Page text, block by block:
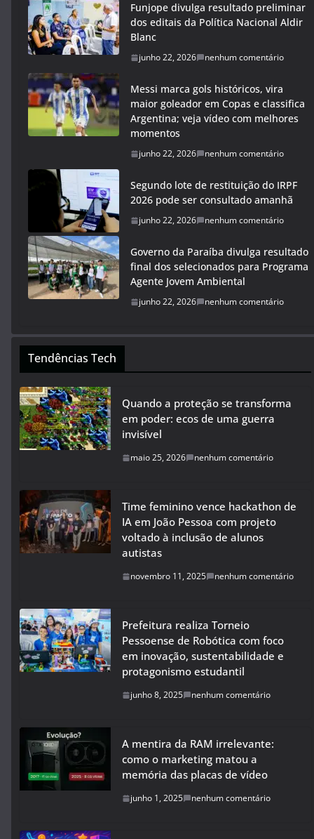
Funjope divulga resultado preliminar
dos editais da Política Nacional Aldir
Blanc
junho 22, 2026 nenhum comentário
Messi marca gols históricos, vira
maior goleador em Copas e classifica
Argentina; veja vídeo com melhores
momentos
junho 22, 2026 nenhum comentário
Segundo lote de restituição do IRPF
2026 pode ser consultado amanhã
junho 22, 2026 nenhum comentário
Governo da Paraíba divulga resultado
final dos selecionados para Programa
Agente Jovem Ambiental
junho 22, 2026 nenhum comentário
Tendências Tech
Quando a proteção se transforma
em poder: ecos de uma guerra
invisível
maio 25, 2026 nenhum comentário
Time feminino vence hackathon de
IA em João Pessoa com projeto
voltado à inclusão de alunos
autistas
novembro 11, 2025 nenhum comentário
Prefeitura realiza Torneio
Pessoense de Robótica com foco
em inovação, sustentabilidade e
protagonismo estudantil
junho 8, 2025 nenhum comentário
A mentira da RAM irrelevante:
como o marketing matou a
memória das placas de vídeo
junho 1, 2025 nenhum comentário